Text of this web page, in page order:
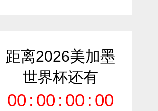
距离2026美加墨
世界杯还有
00 : 00 : 00 : 00